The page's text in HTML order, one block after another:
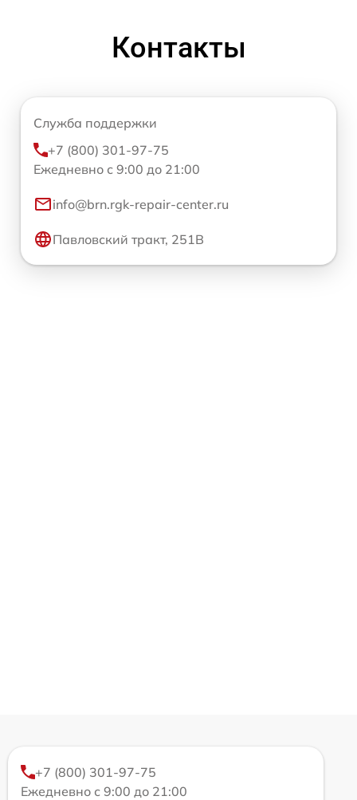
Контакты
Служба поддержки
+7 (800) 301-97-75
Ежедневно с 9:00 до 21:00
info@brn.rgk-repair-center.ru
Павловский тракт, 251В
+7 (800) 301-97-75
Ежедневно с 9:00 до 21:00